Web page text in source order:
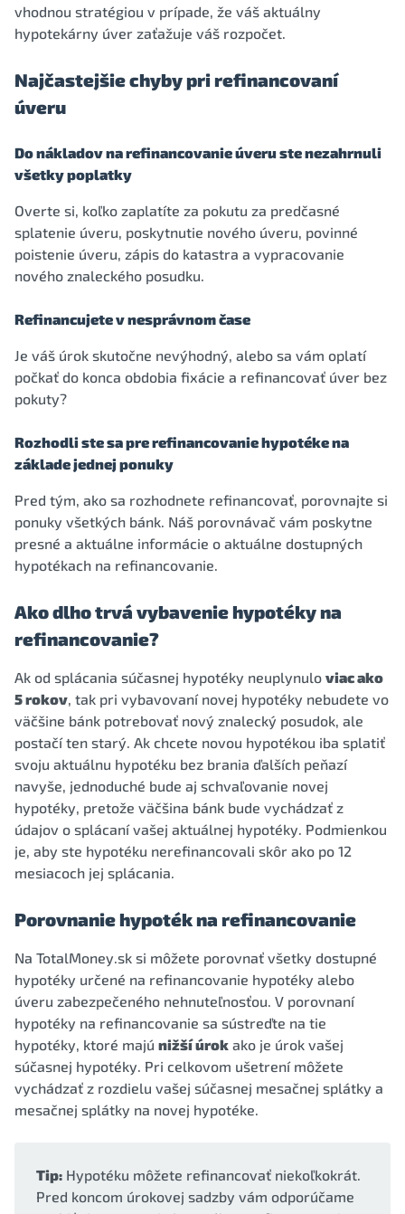
vhodnou stratégiou v prípade, že váš aktuálny
hypotekárny úver zaťažuje váš rozpočet.
Najčastejšie chyby pri refinancovaní
úveru
Do nákladov na refinancovanie úveru ste nezahrnuli
všetky poplatky
Overte si, koľko zaplatíte za pokutu za predčasné
splatenie úveru, poskytnutie nového úveru, povinné
poistenie úveru, zápis do katastra a vypracovanie
nového znaleckého posudku.
Refinancujete v nesprávnom čase
Je váš úrok skutočne nevýhodný, alebo sa vám oplatí
počkať do konca obdobia fixácie a refinancovať úver bez
pokuty?
Rozhodli ste sa pre refinancovanie hypotéke na
základe jednej ponuky
Pred tým, ako sa rozhodnete refinancovať, porovnajte si
ponuky všetkých bánk. Náš porovnávač vám poskytne
presné a aktuálne informácie o aktuálne dostupných
hypotékach na refinancovanie.
Ako dlho trvá vybavenie hypotéky na
refinancovanie?
Ak od splácania súčasnej hypotéky neuplynulo viac ako
5 rokov, tak pri vybavovaní novej hypotéky nebudete vo
väčšine bánk potrebovať nový znalecký posudok, ale
postačí ten starý. Ak chcete novou hypotékou iba splatiť
svoju aktuálnu hypotéku bez brania ďalších peňazí
navyše, jednoduché bude aj schvaľovanie novej
hypotéky, pretože väčšina bánk bude vychádzať z
údajov o splácaní vašej aktuálnej hypotéky. Podmienkou
je, aby ste hypotéku nerefinancovali skôr ako po 12
mesiacoch jej splácania.
Porovnanie hypoték na refinancovanie
Na TotalMoney.sk si môžete porovnať všetky dostupné
hypotéky určené na refinancovanie hypotéky alebo
úveru zabezpečeného nehnuteľnosťou. V porovnaní
hypotéky na refinancovanie sa sústreďte na tie
hypotéky, ktoré majú nižší úrok ako je úrok vašej
súčasnej hypotéky. Pri celkovom ušetrení môžete
vychádzať z rozdielu vašej súčasnej mesačnej splátky a
mesačnej splátky na novej hypotéke.
Tip: Hypotéku môžete refinancovať niekoľkokrát.
Pred koncom úrokovej sadzby vám odporúčame